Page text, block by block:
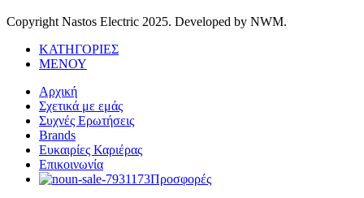
Copyright Nastos Electric 2025. Developed by NWM.
ΚΑΤΗΓΟΡΙΕΣ
ΜΕΝΟΥ
Αρχική
Σχετικά με εμάς
Συχνές Ερωτήσεις
Brands
Ευκαιρίες Καριέρας
Επικοινωνία
Προσφορές